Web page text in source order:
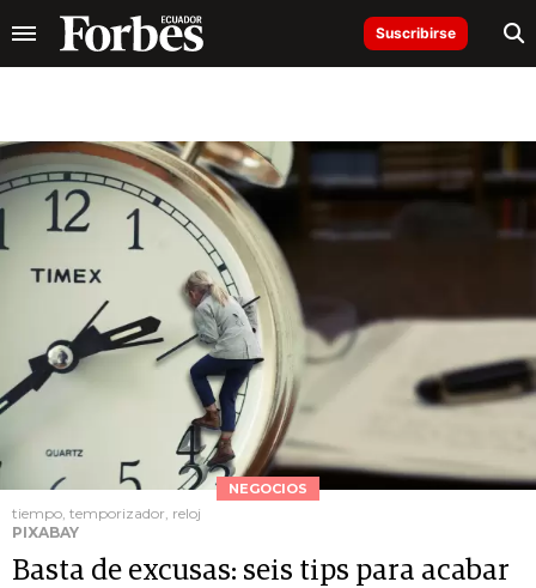
Suscribirse
NEGOCIOS
tiempo, temporizador, reloj
PIXABAY
Basta de excusas: seis tips para acabar